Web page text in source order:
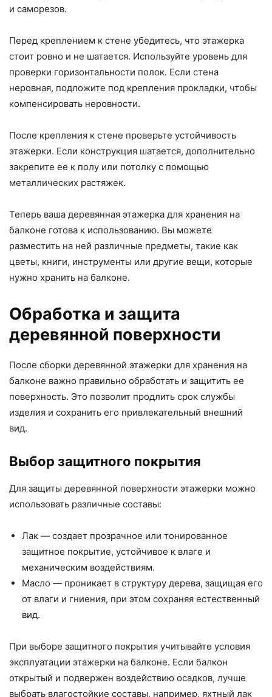
и саморезов.
Перед креплением к стене убедитесь, что этажерка
стоит ровно и не шатается. Используйте уровень для
проверки горизонтальности полок. Если стена
неровная, подложите под крепления прокладки, чтобы
компенсировать неровности.
После крепления к стене проверьте устойчивость
этажерки. Если конструкция шатается, дополнительно
закрепите ее к полу или потолку с помощью
металлических растяжек.
Теперь ваша деревянная этажерка для хранения на
балконе готова к использованию. Вы можете
разместить на ней различные предметы, такие как
цветы, книги, инструменты или другие вещи, которые
нужно хранить на балконе.
Обработка и защита
деревянной поверхности
После сборки деревянной этажерки для хранения на
балконе важно правильно обработать и защитить ее
поверхность. Это позволит продлить срок службы
изделия и сохранить его привлекательный внешний
вид.
Выбор защитного покрытия
Для защиты деревянной поверхности этажерки можно
использовать различные составы:
Лак — создает прозрачное или тонированное
защитное покрытие, устойчивое к влаге и
механическим воздействиям.
Масло — проникает в структуру дерева, защищая его
от влаги и гниения, при этом сохраняя естественный
вид.
При выборе защитного покрытия учитывайте условия
эксплуатации этажерки на балконе. Если балкон
открытый и подвержен воздействию осадков, лучше
выбрать влагостойкие составы, например, яхтный лак